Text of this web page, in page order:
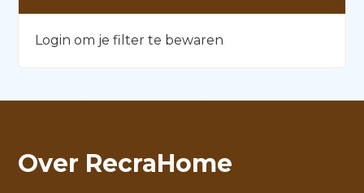
Login om je filter te bewaren
Over RecraHome